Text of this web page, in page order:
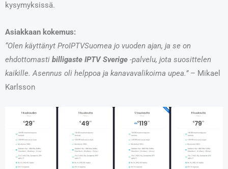
kysymyksissä.
Asiakkaan kokemus:
“Olen käyttänyt ProIPTVSuomea jo vuoden ajan, ja se on
ehdottomasti billigaste IPTV Sverige -palvelu, jota suosittelen
kaikille. Asennus oli helppoa ja kanavavalikoima upea.”– Mikael
Karlsson